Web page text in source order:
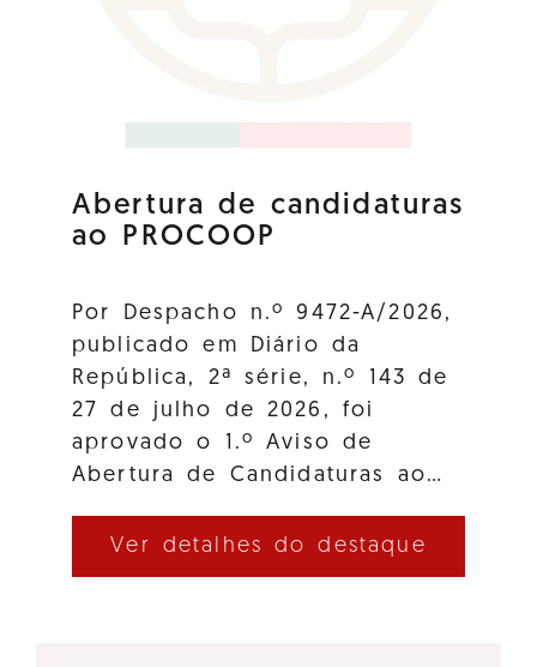
Abertura de candidaturas
ao PROCOOP
Por Despacho n.º 9472-A/2026,
publicado em Diário da
República, 2ª série, n.º 143 de
27 de julho de 2026, foi
aprovado o 1.º Aviso de
Abertura de Candidaturas ao…
Ver detalhes do destaque